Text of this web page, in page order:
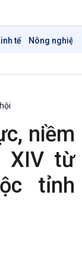
tế Nông nghiệp
niềm
XIV từ
tỉnh